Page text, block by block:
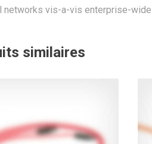
networks vis-a-vis enterprise-wide
similaires